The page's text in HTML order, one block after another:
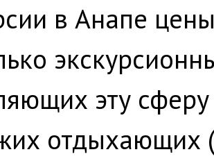
в Анапе
эту
отдыхающих